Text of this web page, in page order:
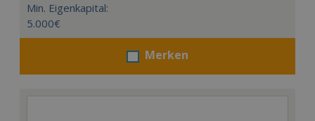
Min. Eigenkapital:
5.000€
Merken